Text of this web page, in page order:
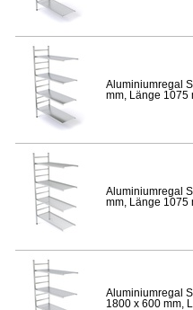
Aluminiumregal
mm, Länge 1075
Aluminiumregal
mm, Länge 1075
Aluminiumregal
1800 x 600 mm,